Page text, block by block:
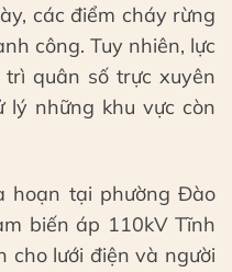
các điểm cháy rừng
công. Tuy nhiên, lực
quân số trực xuyên
lý những khu vực còn
hoạn tại phường Đào
biến áp 110kV Tĩnh
cho lưới điện và người